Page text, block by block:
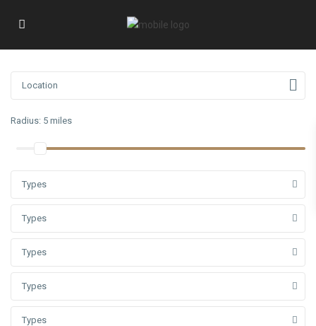
Radius: 5 miles
Types
Types
Types
Types
Types